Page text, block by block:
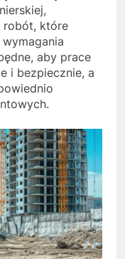
robót, które
aby prace
i bezpiecznie, a